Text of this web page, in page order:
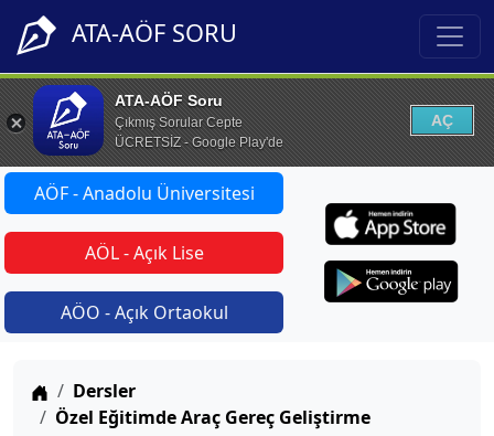
ATA-AÖF SORU
ATA-AÖF Soru
Çıkmış Sorular Cepte
ÜCRETSİZ - Google Play'de
AÇ
AÖF - Anadolu Üniversitesi
AÖL - Açık Lise
AÖO - Açık Ortaokul
Anasayfa
Dersler
Özel Eğitimde Araç Gereç Geliştirme